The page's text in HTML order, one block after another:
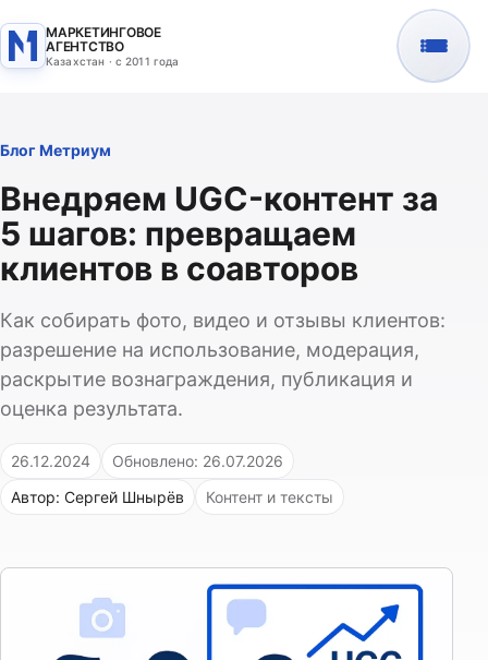
МАРКЕТИНГОВОЕ
АГЕНТСТВО
Казахстан · с 2011 года
Блог Метриум
Внедряем UGC-контент за
5 шагов: превращаем
клиентов в соавторов
Как собирать фото, видео и отзывы клиентов:
разрешение на использование, модерация,
раскрытие вознаграждения, публикация и
оценка результата.
26.12.2024
Обновлено: 26.07.2026
Автор: Сергей Шнырёв
Контент и тексты